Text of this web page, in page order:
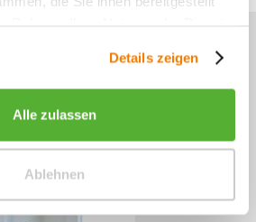
Details zeigen
Alle zulassen
Ablehnen
zu unseren
04
Mo - Do, 09:00 - 16:00 Uhr
und Fr, 09:00 - 13:00 Uhr